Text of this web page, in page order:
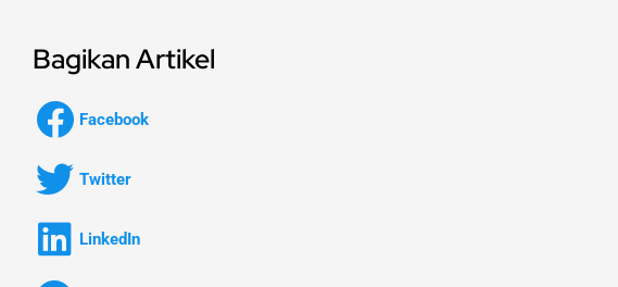
Bagikan Artikel
Facebook
Twitter
LinkedIn